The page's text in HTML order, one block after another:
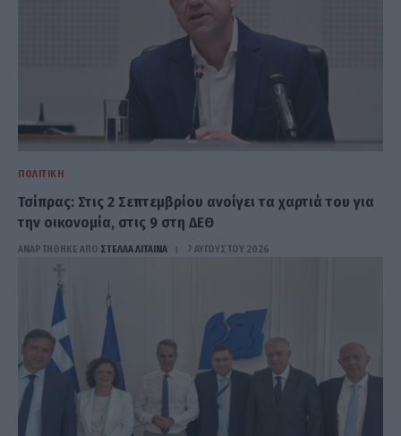
ΠΟΛΙΤΙΚΉ
Τσίπρας: Στις 2 Σεπτεμβρίου ανοίγει τα χαρτιά του για
την οικονομία, στις 9 στη ΔΕΘ
ΑΝΑΡΤΗΘΗΚΕ ΑΠΟ ΣΤΈΛΛΑ ΛΊΤΑΙΝΑ 7 ΑΥΓΟΎΣΤΟΥ 2026